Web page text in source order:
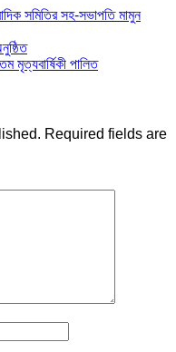
সমিতির সহ-সভাপতি মামুন
পালিত
Required fields are